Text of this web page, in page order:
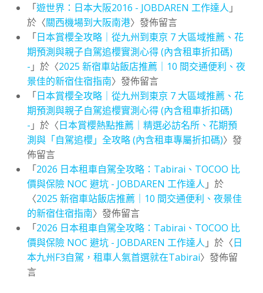
「遊世界：日本大阪2016 - JOBDAREN 工作達人 」
於〈關西機場到大阪南港〉發佈留言
「日本賞櫻全攻略｜從九州到東京 7 大區域推薦、花
期預測與親子自駕追櫻實測心得 (內含租車折扣碼)
- 」於〈2025 新宿車站飯店推薦｜10 間交通便利、夜
景佳的新宿住宿指南〉發佈留言
「日本賞櫻全攻略｜從九州到東京 7 大區域推薦、花
期預測與親子自駕追櫻實測心得 (內含租車折扣碼)
- 」於〈日本賞櫻熱點推薦｜精選必訪名所、花期預
測與「自駕追櫻」全攻略 (內含租車專屬折扣碼)〉發
佈留言
「2026 日本租車自駕全攻略：Tabirai、TOCOO 比
價與保險 NOC 避坑 - JOBDAREN 工作達人 」於
〈2025 新宿車站飯店推薦｜10 間交通便利、夜景佳
的新宿住宿指南〉發佈留言
「2026 日本租車自駕全攻略：Tabirai、TOCOO 比
價與保險 NOC 避坑 - JOBDAREN 工作達人 」於〈日
本九州F3自駕，租車人氣首選就在Tabirai〉發佈留
言